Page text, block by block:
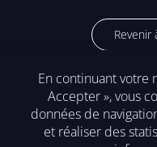
Revenir
En continuant votre
Accepter », vous
données de
et réaliser des